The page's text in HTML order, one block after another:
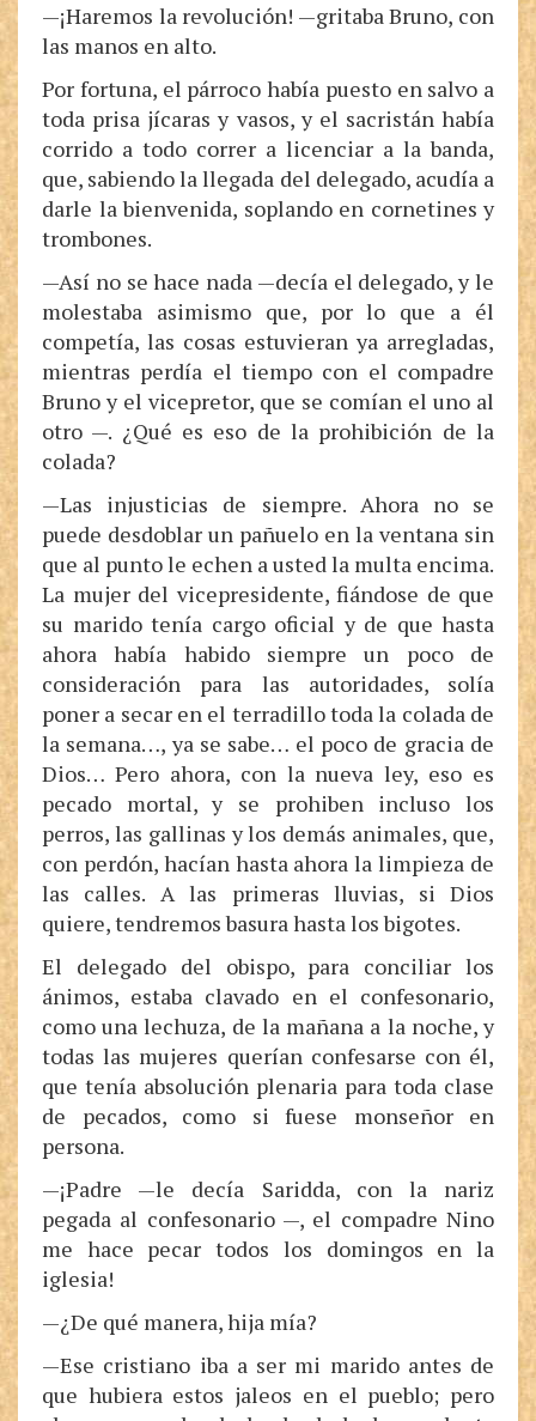
—¡Haremos la revolución! —gritaba Bruno, con
las manos en alto.
Por fortuna, el párroco había puesto en salvo a
toda prisa jícaras y vasos, y el sacristán había
corrido a todo correr a licenciar a la banda,
que, sabiendo la llegada del delegado, acudía a
darle la bienvenida, soplando en cornetines y
trombones.
—Así no se hace nada —decía el delegado, y le
molestaba asimismo que, por lo que a él
competía, las cosas estuvieran ya arregladas,
mientras perdía el tiempo con el compadre
Bruno y el vicepretor, que se comían el uno al
otro —. ¿Qué es eso de la prohibición de la
colada?
—Las injusticias de siempre. Ahora no se
puede desdoblar un pañuelo en la ventana sin
que al punto le echen a usted la multa encima.
La mujer del vicepresidente, fiándose de que
su marido tenía cargo oficial y de que hasta
ahora había habido siempre un poco de
consideración para las autoridades, solía
poner a secar en el terradillo toda la colada de
la semana…, ya se sabe… el poco de gracia de
Dios… Pero ahora, con la nueva ley, eso es
pecado mortal, y se prohiben incluso los
perros, las gallinas y los demás animales, que,
con perdón, hacían hasta ahora la limpieza de
las calles. A las primeras lluvias, si Dios
quiere, tendremos basura hasta los bigotes.
El delegado del obispo, para conciliar los
ánimos, estaba clavado en el confesonario,
como una lechuza, de la mañana a la noche, y
todas las mujeres querían confesarse con él,
que tenía absolución plenaria para toda clase
de pecados, como si fuese monseñor en
persona.
—¡Padre —le decía Saridda, con la nariz
pegada al confesonario —, el compadre Nino
me hace pecar todos los domingos en la
iglesia!
—¿De qué manera, hija mía?
—Ese cristiano iba a ser mi marido antes de
que hubiera estos jaleos en el pueblo; pero